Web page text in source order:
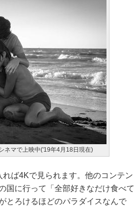
ネマで上映中('19年4月18日現在)
ば4Kで見られます。他のコンテン
国に行って「全部好きなだけ食べて
とろけるほどのパラダイスなんで